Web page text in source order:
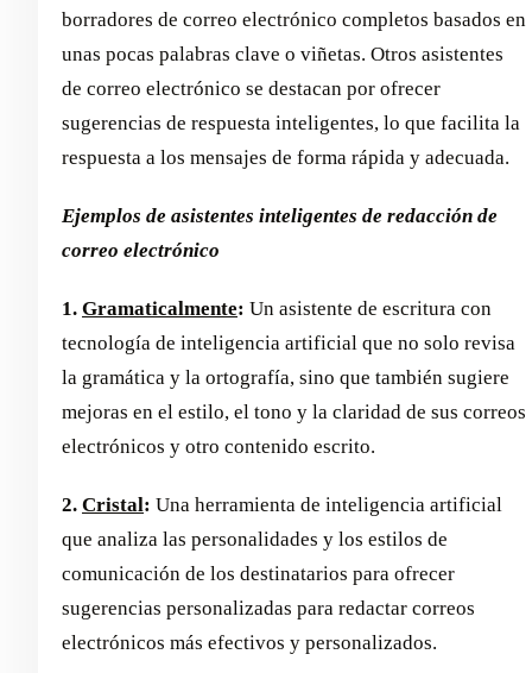
borradores de correo electrónico completos basados en
unas pocas palabras clave o viñetas. Otros asistentes
de correo electrónico se destacan por ofrecer
sugerencias de respuesta inteligentes, lo que facilita la
respuesta a los mensajes de forma rápida y adecuada.
Ejemplos de asistentes inteligentes de redacción de
correo electrónico
1. Gramaticalmente: Un asistente de escritura con
tecnología de inteligencia artificial que no solo revisa
la gramática y la ortografía, sino que también sugiere
mejoras en el estilo, el tono y la claridad de sus correos
electrónicos y otro contenido escrito.
2. Cristal: Una herramienta de inteligencia artificial
que analiza las personalidades y los estilos de
comunicación de los destinatarios para ofrecer
sugerencias personalizadas para redactar correos
electrónicos más efectivos y personalizados.